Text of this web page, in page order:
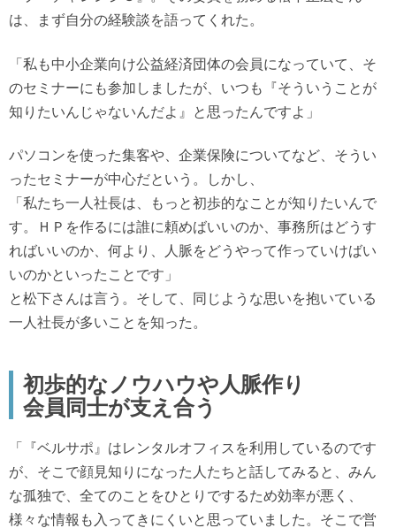
は、まず自分の経験談を語ってくれた。
「私も中小企業向け公益経済団体の会員になっていて、そ
のセミナーにも参加しましたが、いつも『そういうことが
知りたいんじゃないんだよ』と思ったんですよ」
パソコンを使った集客や、企業保険についてなど、そうい
ったセミナーが中心だという。しかし、
「私たち一人社長は、もっと初歩的なことが知りたいんで
す。ＨＰを作るには誰に頼めばいいのか、事務所はどうす
ればいいのか、何より、人脈をどうやって作っていけばい
いのかといったことです」
と松下さんは言う。そして、同じような思いを抱いている
一人社長が多いことを知った。
初歩的なノウハウや人脈作り
会員同士が支え合う
「『ベルサポ』はレンタルオフィスを利用しているのです
が、そこで顔見知りになった人たちと話してみると、みん
な孤独で、全てのことをひとりでするため効率が悪く、
様々な情報も入ってきにくいと思っていました。そこで営